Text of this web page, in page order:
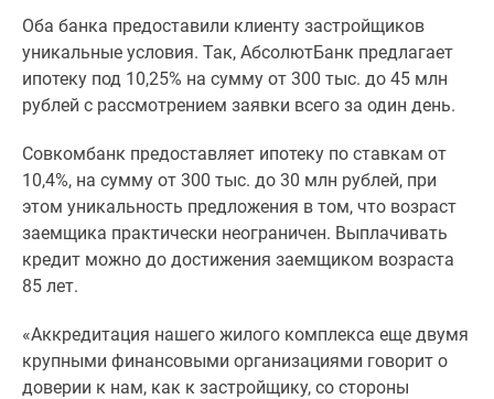
Панорамы
новостроек
Видеообзор
новостроек
Экспертиза
новостроек
Экология
Москвы
Студии
комнатные
Оба банка предоставили клиенту застройщиков
уникальные условия. Так, АбсолютБанк предлагает
ипотеку под 10,25% на сумму от 300 тыс. до 45 млн
рублей с рассмотрением заявки всего за один день.
Совкомбанк предоставляет ипотеку по ставкам от
10,4%, на сумму от 300 тыс. до 30 млн рублей, при
этом уникальность предложения в том, что возраст
заемщика практически неограничен. Выплачивать
кредит можно до достижения заемщиком возраста
85 лет.
«Аккредитация нашего жилого комплекса еще двумя
крупными финансовыми организациями говорит о
доверии к нам, как к застройщику, со стороны